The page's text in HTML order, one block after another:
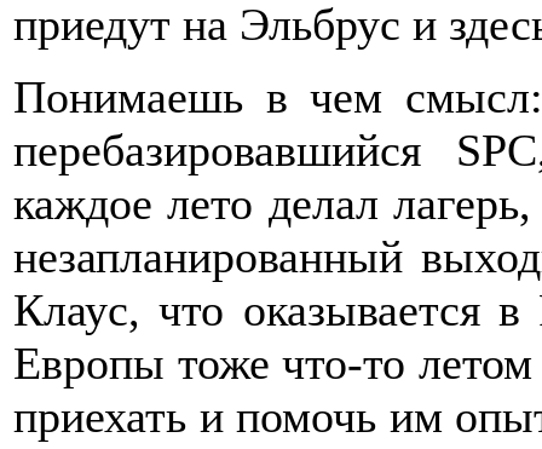
приедут на Эльбрус и
Понимаешь в чем
перебазировавшийся
каждое лето делал
незапланированный
Клаус, что оказывается
Европы тоже что-то
приехать и помочь им